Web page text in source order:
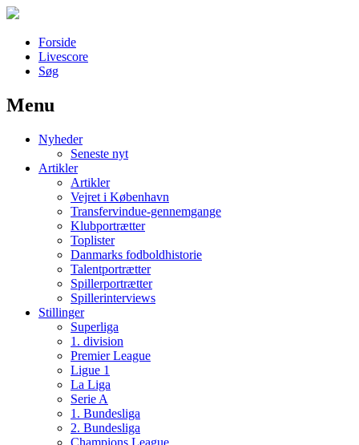
Forside
Livescore
Søg
Наши партнеры
лучшие займы
Menu
Nyheder
Seneste nyt
Artikler
Artikler
Vejret i København
Transfervindue-gennemgange
Klubportrætter
Toplister
Danmarks fodboldhistorie
Talentportrætter
Spillerportrætter
Spillerinterviews
Stillinger
Superliga
1. division
Premier League
Ligue 1
La Liga
Serie A
1. Bundesliga
2. Bundesliga
Champions League